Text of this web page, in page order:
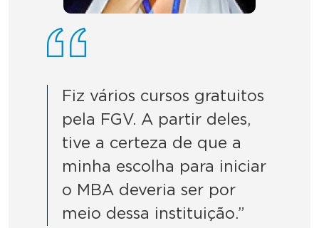
Fiz vários cursos gratuitos
pela FGV. A partir deles,
tive a certeza de que a
minha escolha para iniciar
o MBA deveria ser por
meio dessa instituição.”